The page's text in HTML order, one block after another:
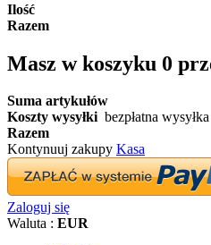
Ilość
Razem
Masz w koszyku 0
Suma artykułów
Koszty wysyłki bezpłatna wysyłka
Razem
Kontynuuj zakupy Kasa
Zaloguj się
Waluta : EUR